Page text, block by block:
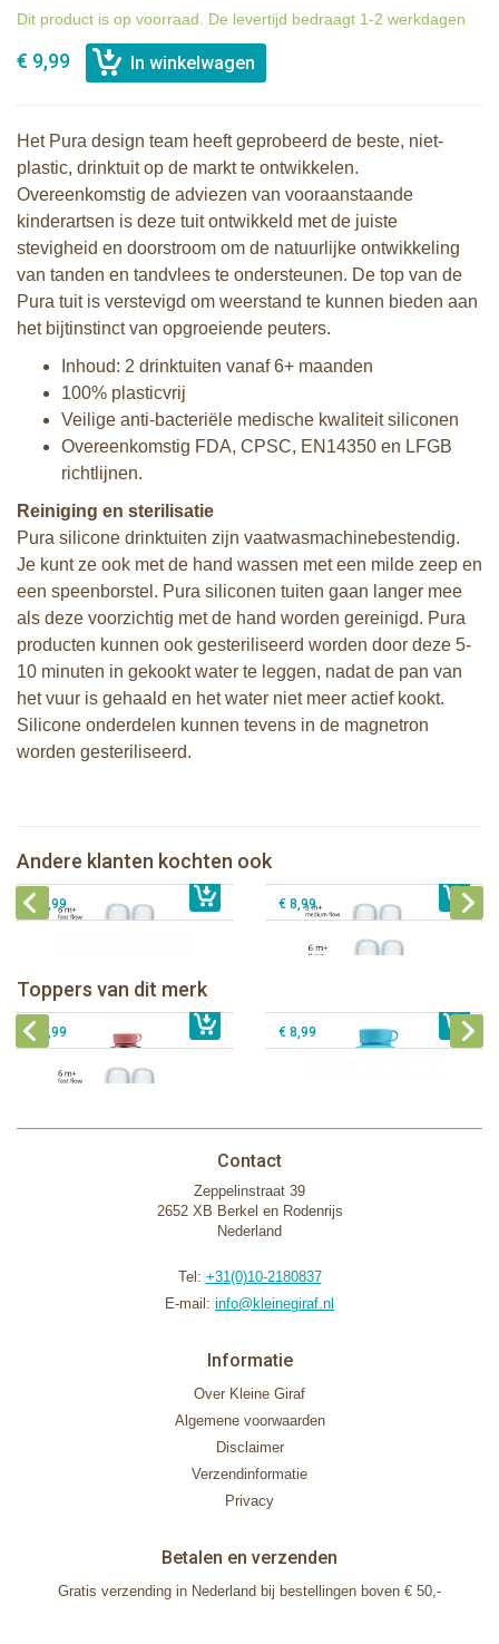
Dit product is op voorraad. De levertijd bedraagt 1-2 werkdagen
€ 9,99
Het Pura design team heeft geprobeerd de beste, niet-
plastic, drinktuit op de markt te ontwikkelen.
Overeenkomstig de adviezen van vooraanstaande
kinderartsen is deze tuit ontwikkeld met de juiste
stevigheid en doorstroom om de natuurlijke ontwikkeling
van tanden en tandvlees te ondersteunen. De top van de
Pura tuit is verstevigd om weerstand te kunnen bieden aan
het bijtinstinct van opgroeiende peuters.
Inhoud: 2 drinktuiten vanaf 6+ maanden
100% plasticvrij
Veilige anti-bacteriële medische kwaliteit siliconen
Overeenkomstig FDA, CPSC, EN14350 en LFGB
richtlijnen.
Reiniging en sterilisatie
Pura silicone drinktuiten zijn vaatwasmachinebestendig.
Je kunt ze ook met de hand wassen met een milde zeep en
een speenborstel. Pura siliconen tuiten gaan langer mee
als deze voorzichtig met de hand worden gereinigd. Pura
producten kunnen ook gesteriliseerd worden door deze 5-
10 minuten in gekookt water te leggen, nadat de pan van
het vuur is gehaald en het water niet meer actief kookt.
Silicone onderdelen kunnen tevens in de magnetron
worden gesteriliseerd.
Andere klanten kochten ook
€ 8,99Pura silicone Sport Dop Aqua
€ 8,99 € 8,99
Toppers van dit merk
€ 40,99
Pura Sportfles 550 ml + Aqua sleeve
Pura silicone speen fast flow 2 stuks
€ 8,99 € 8,99
Contact
Zeppelinstraat 39
2652 XB Berkel en Rodenrijs
Nederland
Tel: +31(0)10-2180837
E-mail: info@kleinegiraf.nl
Informatie
Over Kleine Giraf
Algemene voorwaarden
Disclaimer
Verzendinformatie
Privacy
Betalen en verzenden
Gratis verzending in Nederland bij bestellingen boven € 50,-